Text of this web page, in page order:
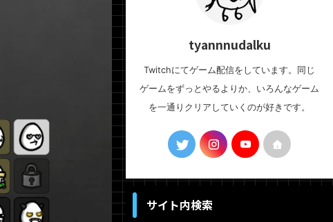
tyannnudalku
Twitchにてゲーム配信をしています。同じ
ゲームをずっとやるよりか、いろんなゲーム
を一通りクリアしていくのが好きです。
サイト内検索